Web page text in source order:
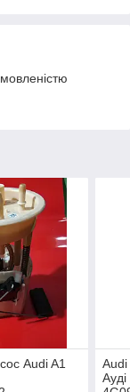
Audi A1